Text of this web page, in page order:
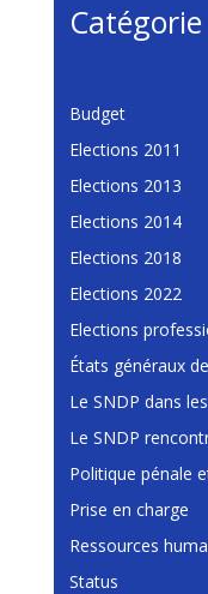
Budget
Elections 2011
Elections 2013
Elections 2014
Elections 2018
Elections 2022
Elections
États généraux
Le SNDP dans
Le SNDP
Politique pénale
Prise en charge
Ressources
Status